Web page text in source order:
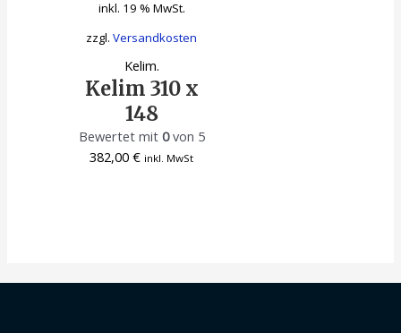
inkl. 19 % MwSt.
zzgl.Versandkosten
Kelim.
Kelim 310 x
148
Bewertet mit 0von 5
382,00€ inkl. MwSt